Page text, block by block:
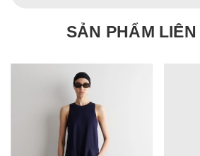
SẢN PHẨM